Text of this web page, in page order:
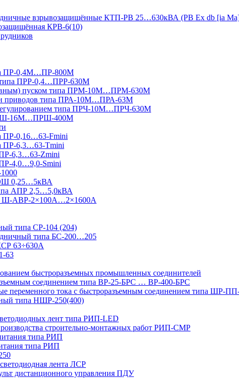
взрывозащищённые КТП-РВ 25…630кВА (РВ Ex db [ia
КРВ-6(10)
ПР-0,4М…ПР-800М
типа ПРР-0,4…ПРР-630М
пуском типа ПРМ-10М…ПРМ-630М
приводов типа ПРА-10М…ПРА-63М
типа ПРЧ-10М…ПРЧ-630М
16М…ПРШ-400М
ПР-0,16…63-Fmini
ПР-6,3…63-Tmini
ПР-6,3…63-Zmini
4,0…9,0-Smini
0,25…5кВА
АПР 2,5…5,0кВА
Ш-АВР-2×100А…2×1600А
типа СР-104 (204)
типа БС-200…205
63÷630А
63
быстроразъемных промышленных соединителей
соединением типа ВР-25-БРС … ВР-400-БРС
переменного тока с быстроразъемным соединением типа ШР-
типа НШР-250(400)
лент типа РИП-LED
строительно-монтажных работ РИП-СМР
типа РИП
типа РИП
лента ЛСР
дистанционного управления ПДУ